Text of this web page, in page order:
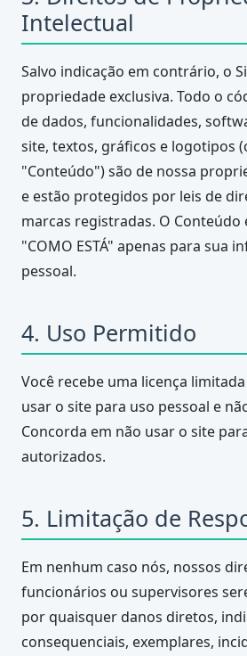
Intelectual
Salvo indicação em contrário, o
propriedade exclusiva. Todo o
de dados, funcionalidades,
site, textos, gráficos e logotipos
"Conteúdo") são de nossa
e estão protegidos por leis de
marcas registradas. O
"COMO ESTÁ" apenas para sua
pessoal.
4. Uso Permitido
Você recebe uma licença
usar o site para uso pessoal e
Concorda em não usar o site
autorizados.
5. Limitação de
Em nenhum caso nós, nossos
funcionários ou supervisores
por quaisquer danos diretos,
consequenciais, exemplares,